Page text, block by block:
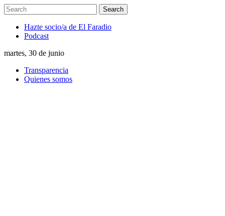
Hazte socio/a de El Faradio
Podcast
martes, 30 de junio
Transparencia
Quienes somos